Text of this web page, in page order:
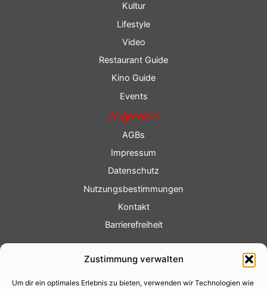
Zustimmung verwalten
Um dir ein optimales Erlebnis zu bieten, verwenden wir Technologien wie
Kultur
Lifestyle
Video
Restaurant Guide
Kino Guide
Events
Allgemein
AGBs
Impressum
Datenschutz
Nutzungsbestimmungen
Kontakt
Barrierefreiheit
Fotoservice
Videoservice